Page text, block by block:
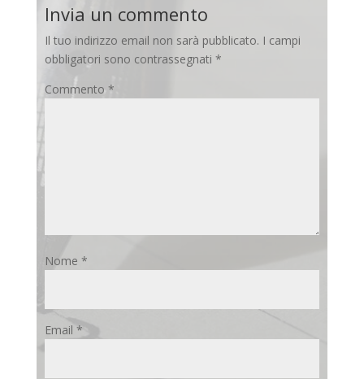
Invia un commento
Il tuo indirizzo email non sarà pubblicato. I campi
obbligatori sono contrassegnati *
Commento *
Nome *
Email *